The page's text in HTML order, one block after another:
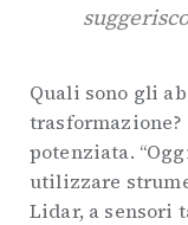
Quali sono gli
trasformazione?
potenziata.
utilizzare
Lidar, a sensori